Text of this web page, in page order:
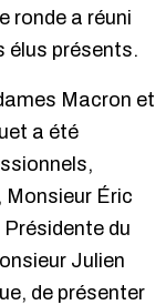
ronde a réuni
élus présents.
Macron et
a été
Monsieur Éric
du
Julien
de présenter